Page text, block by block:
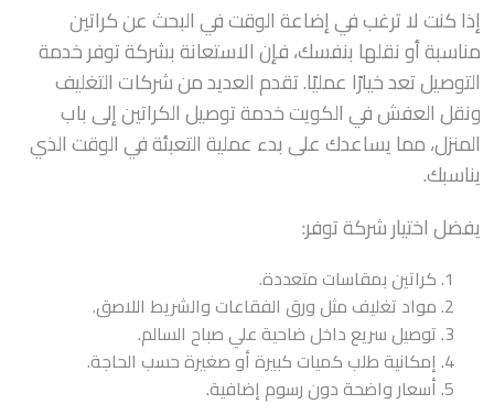
إذا كنت لا ترغب في إضاعة الوقت في البحث عن كراتين
مناسبة أو نقلها بنفسك، فإن الاستعانة بشركة توفر خدمة
التوصيل تعد خيارًا عمليًا. تقدم العديد من شركات التغليف
ونقل العفش في الكويت خدمة توصيل الكراتين إلى باب
المنزل، مما يساعدك على بدء عملية التعبئة في الوقت الذي
يناسبك.
يفضل اختيار شركة توفر:
كراتين بمقاسات متعددة.
مواد تغليف مثل ورق الفقاعات والشريط اللاصق.
توصيل سريع داخل ضاحية علي صباح السالم.
إمكانية طلب كميات كبيرة أو صغيرة حسب الحاجة.
أسعار واضحة دون رسوم إضافية.